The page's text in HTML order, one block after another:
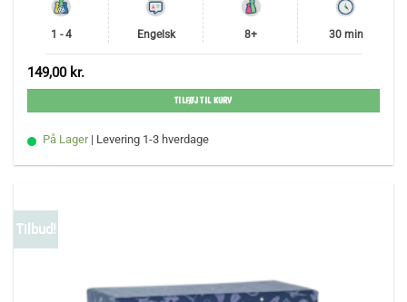
1 - 4 Engelsk 8+ 30 min
149,00 kr.
TILFØJ TIL KURV
På Lager | Levering 1-3 hverdage
Tilbud!